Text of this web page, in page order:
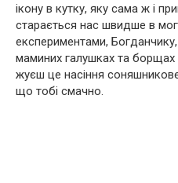
ікону в кутку, яку сама ж і
старається нас швидше в
експериментами,
маминих галушках та
жуєш це насіння
що тобі смачно.